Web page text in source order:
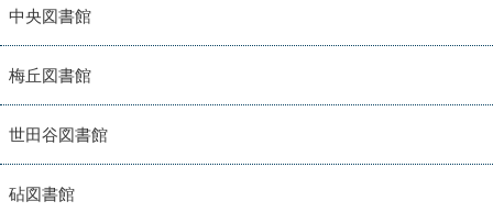
中央図書館
梅丘図書館
世田谷図書館
砧図書館